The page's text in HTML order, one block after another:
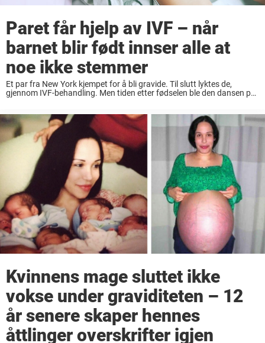
Paret får hjelp av IVF – når
barnet blir født innser alle at
noe ikke stemmer
Et par fra New York kjempet for å bli gravide. Til slutt lyktes de,
gjennom IVF-behandling. Men tiden etter fødselen ble den dansen på
Kvinnens mage sluttet ikke
vokse under graviditeten – 12
år senere skaper hennes
åttlinger overskrifter igjen